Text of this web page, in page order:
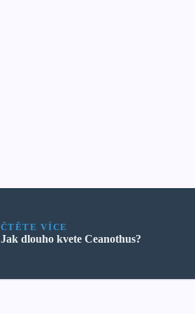
ČTĚTE VÍCE
Jak dlouho kvete Ceanothus?